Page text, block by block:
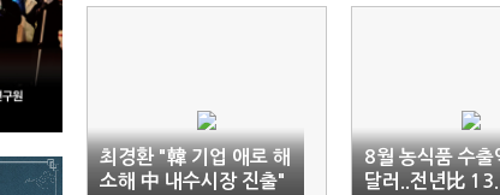
최경환 "韓 기업 애로 해
소해 中 내수시장 진출"
8월 농식품 수출
달러..전년比